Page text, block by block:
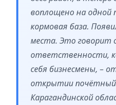
воплощено на одной
кормовая база.
места. Это говорит
ответственности,
себя бизнесмены, –
открытии
Карагандинской